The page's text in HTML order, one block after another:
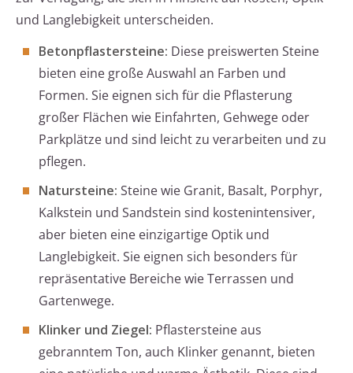
und Langlebigkeit unterscheiden.
Betonpflastersteine: Diese preiswerten Steine
bieten eine große Auswahl an Farben und
Formen. Sie eignen sich für die Pflasterung
großer Flächen wie Einfahrten, Gehwege oder
Parkplätze und sind leicht zu verarbeiten und zu
pflegen.
Natursteine: Steine wie Granit, Basalt, Porphyr,
Kalkstein und Sandstein sind kostenintensiver,
aber bieten eine einzigartige Optik und
Langlebigkeit. Sie eignen sich besonders für
repräsentative Bereiche wie Terrassen und
Gartenwege.
Klinker und Ziegel: Pflastersteine aus
gebranntem Ton, auch Klinker genannt, bieten